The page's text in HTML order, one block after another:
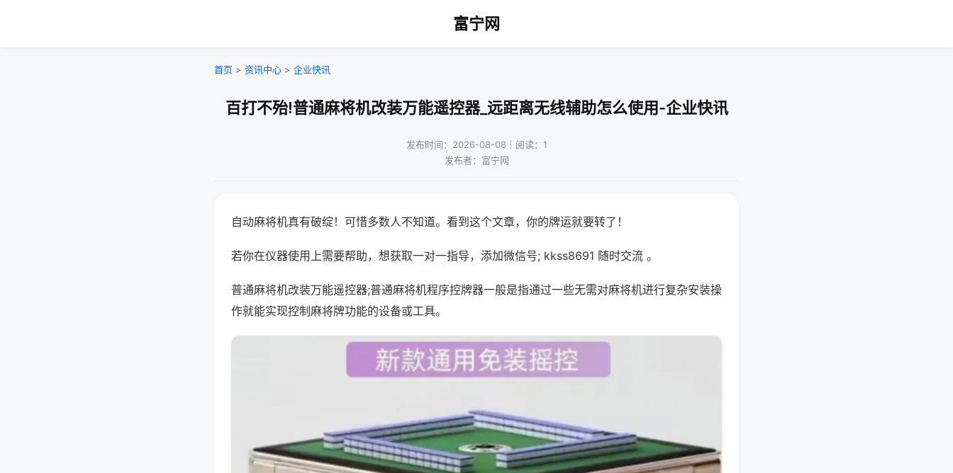
富宁网
首页 > 资讯中心 > 企业快讯
百打不殆!普通麻将机改装万能遥控器_远距离无线辅助怎么使用-企业快讯
发布时间：2026-08-08｜阅读：1
发布者：富宁网
自动麻将机真有破绽！可惜多数人不知道。看到这个文章，你的牌运就要转了！
若你在仪器使用上需要帮助，想获取一对一指导，添加微信号; kkss8691 随时交流 。
普通麻将机改装万能遥控器;普通麻将机程序控牌器一般是指通过一些无需对麻将机进行复杂安装操
作就能实现控制麻将牌功能的设备或工具。